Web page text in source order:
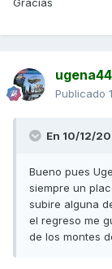
ugena44
Publicado
En 10/12/
Bueno pues
siempre un
subire alguna
el regreso me
de los montes